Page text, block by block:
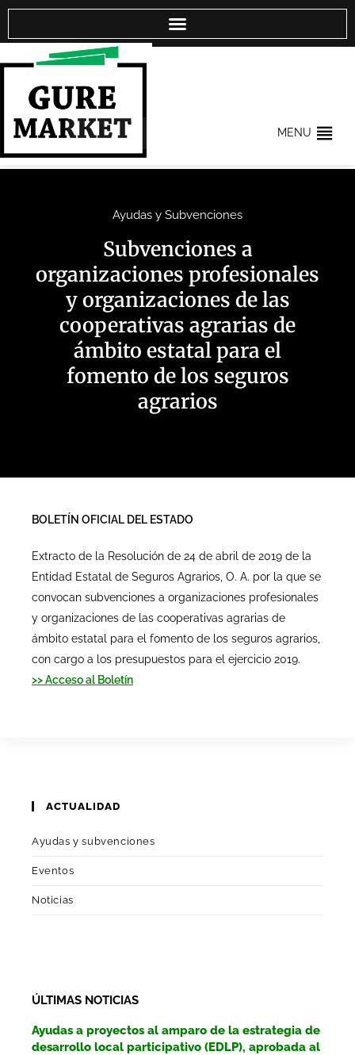
MENU
Ayudas y Subvenciones
Subvenciones a
organizaciones profesionales
y organizaciones de las
cooperativas agrarias de
ámbito estatal para el
fomento de los seguros
agrarios
BOLETÍN OFICIAL DEL ESTADO
Extracto de la Resolución de 24 de abril de 2019 de la
Entidad Estatal de Seguros Agrarios, O. A. por la que se
convocan subvenciones a organizaciones profesionales
y organizaciones de las cooperativas agrarias de
ámbito estatal para el fomento de los seguros agrarios,
con cargo a los presupuestos para el ejercicio 2019.
>> Acceso al Boletín
ACTUALIDAD
Ayudas y subvenciones
Eventos
Noticias
ÚLTIMAS NOTICIAS
Ayudas a proyectos al amparo de la estrategia de
desarrollo local participativo (EDLP), aprobada al